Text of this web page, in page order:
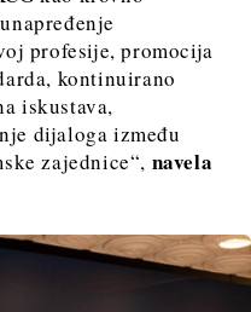
profesije, promocija
kontinuirano
iskustava,
dijaloga između
zajednice“, navela